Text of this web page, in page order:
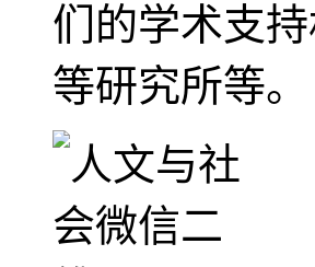
们的学术支
等研究所等。